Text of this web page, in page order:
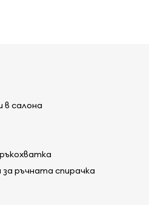
в салона
ръчната спирачка